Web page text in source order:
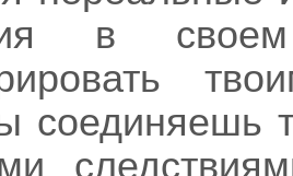
в
соединяешь